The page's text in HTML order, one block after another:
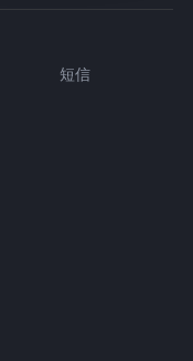
短信